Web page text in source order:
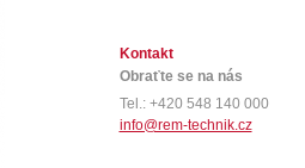
Kontakt
Obraťte se na nás
Tel.: +420 548 140 000
info@rem-technik.cz